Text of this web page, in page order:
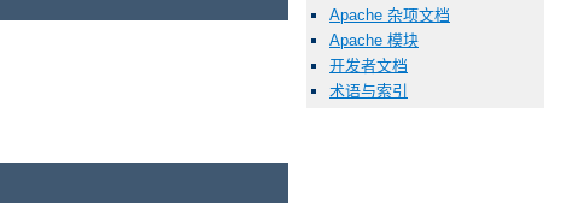
Apache 杂项文档
Apache 模块
开发者文档
术语与索引